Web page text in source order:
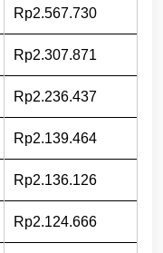
Rp2.567.730
Rp2.307.871
Rp2.236.437
Rp2.139.464
Rp2.136.126
Rp2.124.666